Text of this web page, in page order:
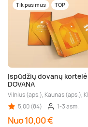
Tik pas mus TOP
Įspūdžių dovanų kortelė
DOVANA
Vilnius (aps.), Kaunas (aps.),
5,00 (84)
1-3 asm.
Nuo 10,00 €